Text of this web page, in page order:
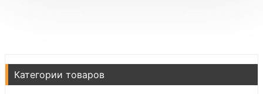
Категории товаров